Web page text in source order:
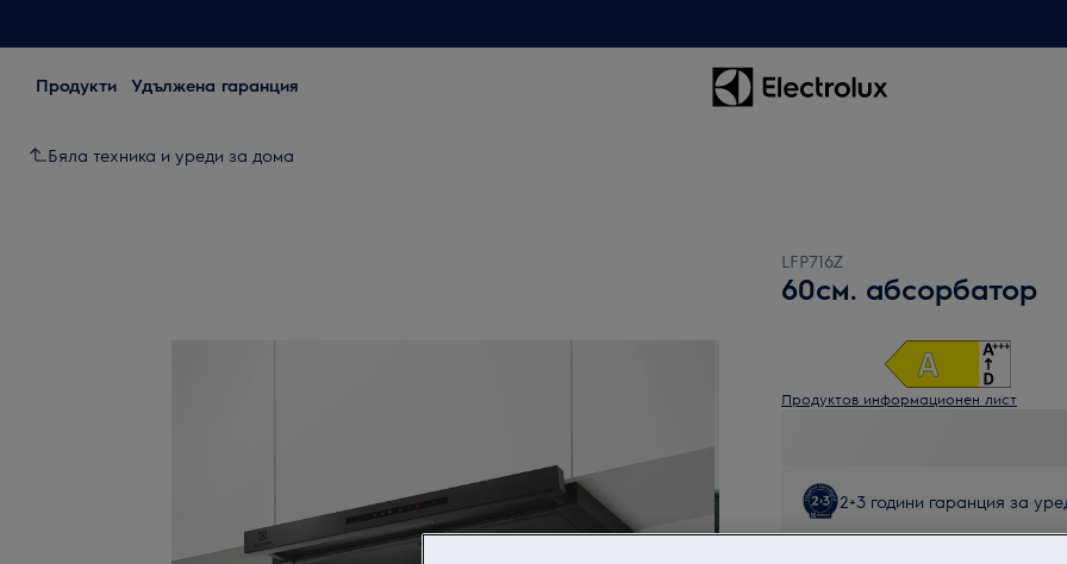
Продукти Удължена гаранция
Бяла техника и уреди за дома
LFP716Z
60см. абсорбатор
Продуктов информационен лист
2+3 години гаранция за